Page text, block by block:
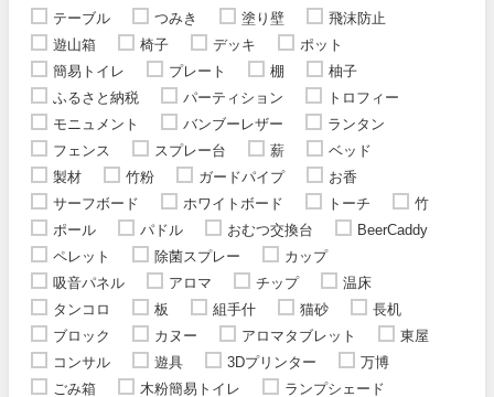
テーブル
つみき 塗り壁
飛沫防止
遊山箱
椅子 デッキ
ポット
簡易トイレ
プレート 棚
柚子
ふるさと納税
パーティション
トロフィー
モニュメント
バンブーレザー
ランタン
フェンス
スプレー台 薪
ベッド
製材
竹粉 ガードパイプ
お香
サーフボード
ホワイトボード トーチ
竹
ポール
パドル おむつ交換台
BeerCaddy
ペレット
除菌スプレー
カップ
吸音パネル
アロマ チップ
温床
タンコロ
板 組手什 猫砂
長机
ブロック
カヌー アロマタブレット
東屋
コンサル
遊具 3Dプリンター
万博
ごみ箱
木粉簡易トイレ
ランプシェード